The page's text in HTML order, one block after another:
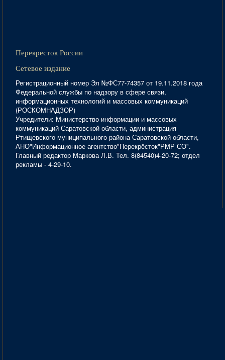
Перекресток России
Сетевое издание
Регистрационный номер Эл №ФС77-74357 от 19.11.2018 года
Федеральной службы по надзору в сфере связи,
информационных технологий и массовых коммуникаций
(РОСКОМНАДЗОР)
Учредители: Министерство информации и массовых
коммуникаций Саратовской области, администрация
Ртищевского муниципального района Саратовской области,
АНО"Информационное агентство"Перекрёсток"РМР СО".
Главный редактор Маркова Л.В. Тел. 8(84540)4-20-72; отдел
рекламы - 4-29-10.